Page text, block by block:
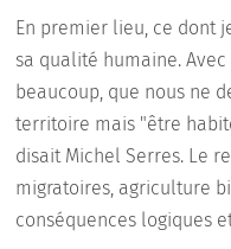
En premier lieu, ce dont
sa qualité humaine.
beaucoup, que nous ne
territoire mais "être
disait Michel Serres. Le
migratoires, agriculture
conséquences logiques